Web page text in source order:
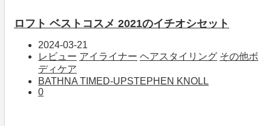
ロフト ベストコスメ 2021のイチオシセット
2024-03-21
レビュー アイライナー ヘアスタイリング その他ボ
ディケア
BATHNA TIMED-UPSTEPHEN KNOLL
0